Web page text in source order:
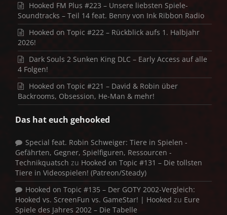
Hooked FM Plus #223 – Unsere liebsten Spiele-
Soundtracks – Teil 14 feat. Benny von Ink Ribbon Radio
Hooked on Topic #222 – Rückblick aufs 1. Halbjahr
2026!
Dark Souls 2 Sunken King DLC – Early Access auf alle
4 Folgen!
Hooked on Topic #221 – David & Robin über
Backrooms, Obsession, He-Man & mehr!
Das hat euch gehooked
Special feat. Robin Schweiger: Tiere in Spielen -
Gefährten, Gegner, Spielfiguren, Ressourcen -
Technikquatsch zu Hooked on Topic #131 – Die tollsten
Tiere in Videospielen! (Patreon/Steady)
Hooked on Topic #135 – Der GOTY 2002-Vergleich:
Hooked vs. ScreenFun vs. GameStar! | Hooked zu Eure
Spiele des Jahres 2002 – Die Tabelle